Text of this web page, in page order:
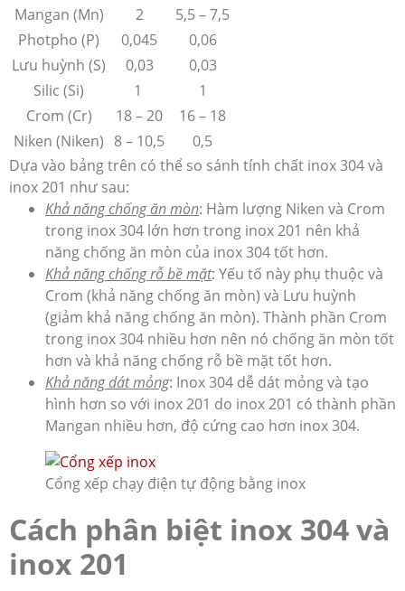
Mangan (Mn) 2
5,5 – 7,5
Photpho (P)
0,045
0,06
Lưu huỳnh (S)
0,03
0,03
Silic (Si)
1
1
Crom (Cr)
18 – 20
16 – 18
Niken (Niken) 8 – 10,5
0,5
Dựa vào bảng trên có thể so sánh tính chất inox 304 và
inox 201 như sau:
Khả năng chống ăn mòn: Hàm lượng Niken và Crom
trong inox 304 lớn hơn trong inox 201 nên khả
năng chống ăn mòn của inox 304 tốt hơn.
Khả năng chống rỗ bề mặt: Yếu tố này phụ thuộc và
Crom (khả năng chống ăn mòn) và Lưu huỳnh
(giảm khả năng chống ăn mòn). Thành phần Crom
trong inox 304 nhiều hơn nên nó chống ăn mòn tốt
hơn và khả năng chống rỗ bề mặt tốt hơn.
Khả năng dát mỏng: Inox 304 dễ dát mỏng và tạo
hình hơn so với inox 201 do inox 201 có thành phần
Mangan nhiều hơn, độ cứng cao hơn inox 304.
Cổng xếp chạy điện tự động bằng inox
Cách phân biệt inox 304 và
inox 201